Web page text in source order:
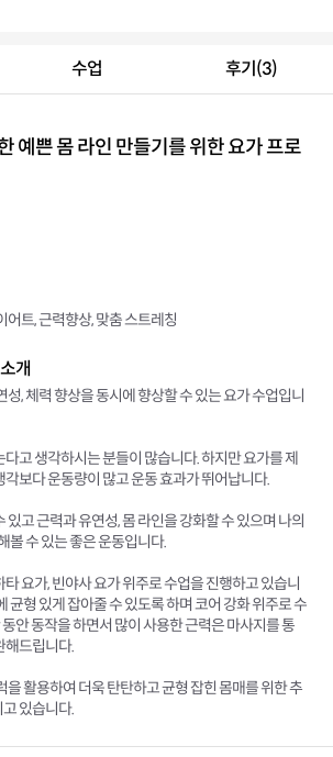
수업 후기(3)
예쁜 몸 라인 만들기를 위한 요가 프로
트, 근력향상, 맞춤 스트레칭
개
성, 체력 향상을 동시에 향상할 수 있는 요가 수업입니
고 생각하시는 분들이 많습니다. 하지만 요가를 제
보다 운동량이 많고 운동 효과가 뛰어납니다.
있고 근력과 유연성, 몸 라인을 강화할 수 있으며 나의
볼 수 있는 좋은 운동입니다.
요가, 빈야사 요가 위주로 수업을 진행하고 있습니
균형 있게 잡아줄 수 있도록 하며 코어 강화 위주로 수
안 동작을 하면서 많이 사용한 근력은 마사지를 통
해드립니다.
을 활용하여 더욱 탄탄하고 균형 잡힌 몸매를 위한 추
있습니다.